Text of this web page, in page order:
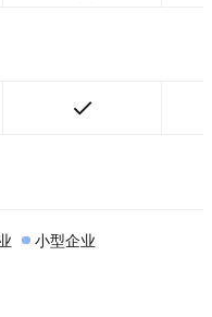
小型企业